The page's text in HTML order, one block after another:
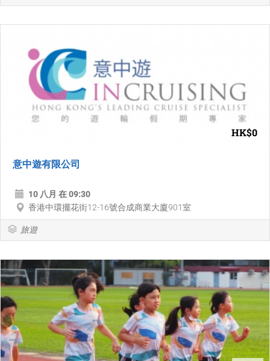
HK$0
意中遊有限公司
10 八月 在 09:30
香港中環擺花街12-16號合成商業大廈901室
旅遊